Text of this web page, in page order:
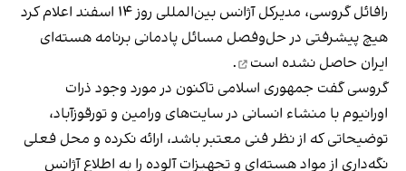
رافائل گروسی، مدیرکل آژانس بین‌المللی روز ۱۴ اسفند اعلام کرد
هیچ پیشرفتی در حل‌و‌فصل مسائل پادمانی برنامه هسته‌ای
ایران حاصل نشده است
.
گروسی گفت جمهوری اسلامی تاکنون در مورد وجود ذرات
اورانیوم با منشاء انسانی در سایت‌های ورامین و تورقوزآباد،
توضیحاتی که از نظر فنی معتبر باشد، ارائه نکرده و محل فعلی
نگه‌داری از مواد هسته‌ای و تجهیزات آلوده را به اطلاع آژانس